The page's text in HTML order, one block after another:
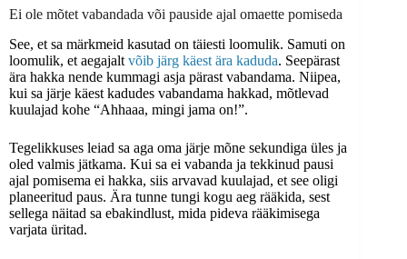
Ei ole mõtet vabandada või pauside ajal omaette pomiseda
See, et sa märkmeid kasutad on täiesti loomulik. Samuti on
loomulik, et aegajalt võib järg käest ära kaduda. Seepärast
ära hakka nende kummagi asja pärast vabandama. Niipea,
kui sa järje käest kadudes vabandama hakkad, mõtlevad
kuulajad kohe “Ahhaaa, mingi jama on!”.
Tegelikkuses leiad sa aga oma järje mõne sekundiga üles ja
oled valmis jätkama. Kui sa ei vabanda ja tekkinud pausi
ajal pomisema ei hakka, siis arvavad kuulajad, et see oligi
planeeritud paus. Ära tunne tungi kogu aeg rääkida, sest
sellega näitad sa ebakindlust, mida pideva rääkimisega
varjata üritad.